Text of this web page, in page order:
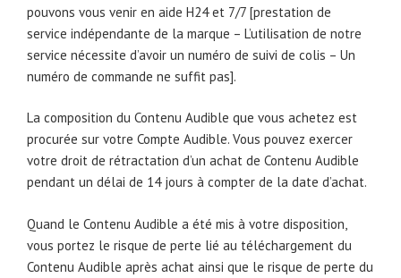
pouvons vous venir en aide H24 et 7/7 [prestation de
service indépendante de la marque – L’utilisation de notre
service nécessite d’avoir un numéro de suivi de colis – Un
numéro de commande ne suffit pas].
La composition du Contenu Audible que vous achetez est
procurée sur votre Compte Audible. Vous pouvez exercer
votre droit de rétractation d’un achat de Contenu Audible
pendant un délai de 14 jours à compter de la date d’achat.
Quand le Contenu Audible a été mis à votre disposition,
vous portez le risque de perte lié au téléchargement du
Contenu Audible après achat ainsi que le risque de perte du